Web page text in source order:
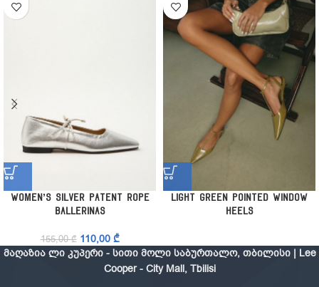
Women’s Silver Patent Rope
Ballerinas
155,00₾ 110,00 ₾
Light Green Pointed Window
Heels
მაღაზია ლი კუპერი - სითი მოლი საბურთალო, თბილისი | Lee
Cooper - City Mall, Tbilisi